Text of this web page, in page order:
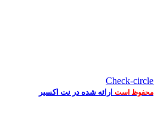
Check-circle
محفوظ است ارائه شده در نت اکسیر